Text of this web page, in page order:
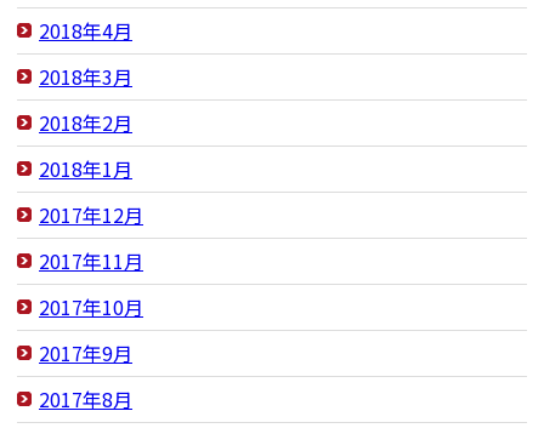
2018年4月
2018年3月
2018年2月
2018年1月
2017年12月
2017年11月
2017年10月
2017年9月
2017年8月